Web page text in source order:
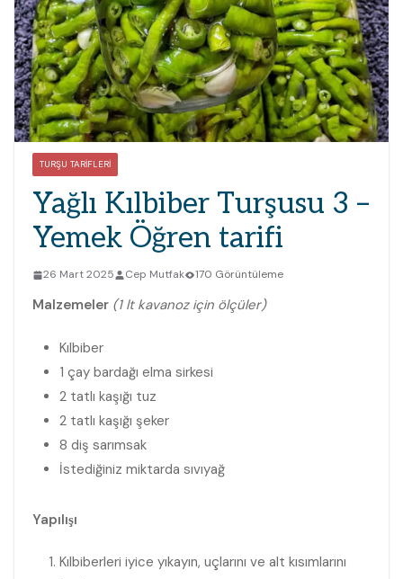
TURŞU TARIFLERI
Yağlı Kılbiber Turşusu 3 –
Yemek Öğren tarifi
26 Mart 2025 Cep Mutfak 170 Görüntüleme
Malzemeler (1 lt kavanoz için ölçüler)
Kılbiber
1 çay bardağı elma sirkesi
2 tatlı kaşığı tuz
2 tatlı kaşığı şeker
8 diş sarımsak
İstediğiniz miktarda sıvıyağ
Yapılışı
Kılbiberleri iyice yıkayın, uçlarını ve alt kısımlarını